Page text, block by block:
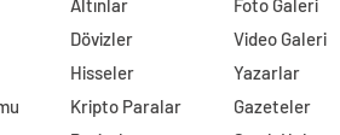
Altınlar
Dövizler
Hisseler
Kripto Paralar
Foto Galeri
Video Galeri
Yazarlar
Gazeteler